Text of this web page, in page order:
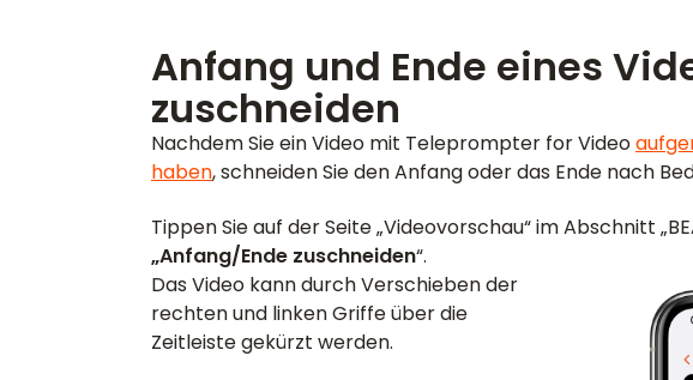
Anfang und Ende eines
zuschneiden
Nachdem Sie ein Video mit Teleprompter for Video
haben, schneiden Sie den Anfang oder das Ende nach
Tippen Sie auf der Seite „Videovorschau“ im Abschnitt
„Anfang/Ende zuschneiden“.
Das Video kann durch Verschieben der
rechten und linken Griffe über die
Zeitleiste gekürzt werden.